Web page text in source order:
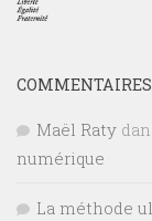
Maël Raty
numérique
La méthode